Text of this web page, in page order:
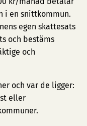
i en snittkommun.
egen skattesats
och bestäms
och
och var de ligger:
eller
.